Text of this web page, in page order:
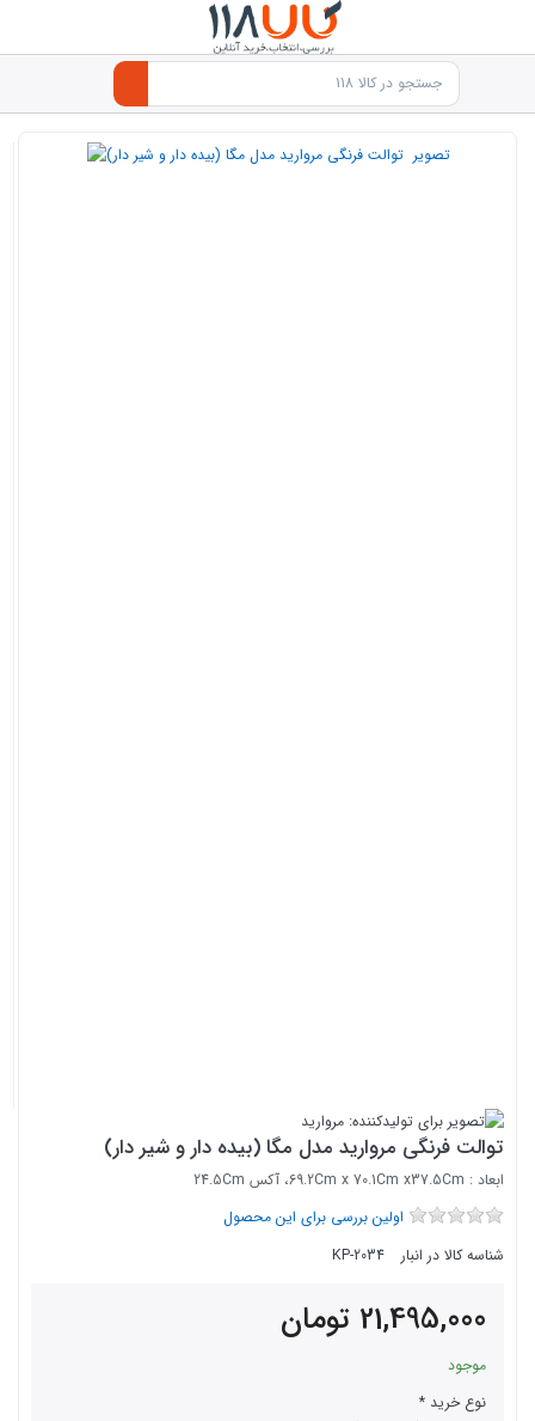
توالت فرنگی مروارید مدل مگا (بیده دار و شیر دار)
ابعاد : 69.2Cm x 70.1Cm x37.5Cm، آکس 24.5Cm
اولین بررسی برای این محصول
شناسه کالا در انبار
KP-2034
21,495,000 تومان
موجود
نوع خرید